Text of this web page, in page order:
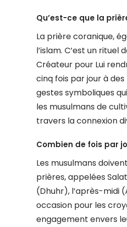
Qu’est-ce que la
La prière coranique,
l’islam. C’est un
Créateur pour Lui
cinq fois par jour à
gestes symboliques
les musulmans de
travers la connexion
Combien de fois par
Les musulmans
prières, appelées
(Dhuhr), l’après-midi
occasion pour les
engagement envers